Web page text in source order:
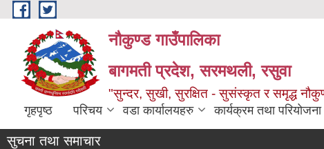
Skip to main content
नौकुण्ड गाउँपालिका
बागमती प्रदेश, सरमथली, रसुवा
"सुन्दर, सुखी, सुरक्षित - सुसंस्कृत र समृद्ध
गृहपृष्ठ परिचय वडा कार्यालयहरु कार्यक्रम तथा परियोजना
सुचना तथा समाचार